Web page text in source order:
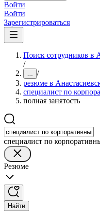
Войти
Войти
Зарегистрироваться
Поиск сотрудников в
/
... /
резюме в
специалист по
полная занятость
специалист по
Резюме
Найти